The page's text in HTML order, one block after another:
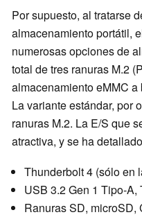
Por supuesto, al tratarse
almacenamiento portátil,
numerosas opciones de
total de tres ranuras M.2
almacenamiento eMMC
La variante estándar, por
ranuras M.2. La E/S que
atractiva, y se ha
Thunderbolt 4 (sólo en
USB 3.2 Gen 1 Tipo-A,
Ranuras SD, microSD,